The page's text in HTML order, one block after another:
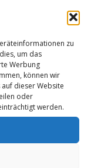
zu
um das
Werbung
können wir
dieser Website
oder
werden.
Felder